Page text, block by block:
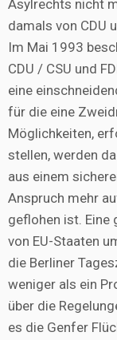
Asylrechts nicht
damals von CDU
Im Mai 1993
CDU / CSU und
eine
für die eine
Möglichkeiten,
stellen, werden
aus einem
Anspruch mehr
geflohen ist. Eine
von EU-Staaten
die Berliner
weniger als ein
über die
es die Genfer